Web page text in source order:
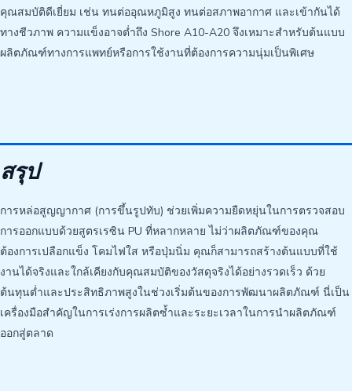
คุณสมบัติดีเยี่ยม เช่น ทนต่ออุณหภูมิสูง ทนต่อสภาพอากาศ และเข้ากันได้
ทางชีวภาพ ความแข็งอาจต่ำถึง Shore A10-A20 จึงเหมาะสำหรับต้นแบบ
ผลิตภัณฑ์ทางการแพทย์หรือการใช้งานที่ต้องการความนุ่มเป็นพิเศษ
สรุป
การหล่อสูญญากาศ (การขึ้นรูปทับ) ช่วยเพิ่มความยืดหยุ่นในการตรวจสอบ
การออกแบบด้วยสูตรเรซิน PU ที่หลากหลาย ไม่ว่าผลิตภัณฑ์ของคุณ
ต้องการเปลือกแข็ง โคมไฟใส หรือปุ่มนิ่ม คุณก็สามารถสร้างต้นแบบที่ใช้
งานได้จริงและใกล้เคียงกับคุณสมบัติของวัสดุจริงได้อย่างรวดเร็ว ด้วย
ต้นทุนต่ำและประสิทธิภาพสูงในช่วงเริ่มต้นของการพัฒนาผลิตภัณฑ์ นี่เป็น
เครื่องมือสำคัญในการเร่งการผลิตซ้ำและระยะเวลาในการนำผลิตภัณฑ์
ออกสู่ตลาด